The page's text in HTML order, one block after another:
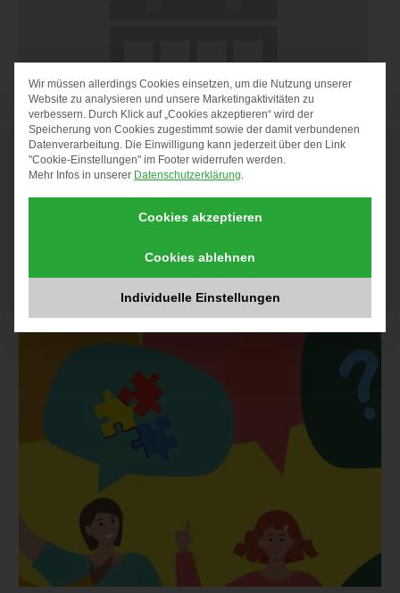
DATENSCHUTZ-
Wir müssen allerdings Cookies einsetzen, um die Nutzung unserer
Website zu analysieren und unsere Marketingaktivitäten zu
verbessern. Durch Klick auf „Cookies akzeptieren“ wird der
Speicherung von Cookies zugestimmt sowie der damit verbundenen
Datenverarbeitung. Die Einwilligung kann jederzeit über den Link
"Cookie-Einstellungen" im Footer widerrufen werden.
Mehr Infos in unserer Datenschutzerklärung
Cookies akzeptieren
Cookies ablehnen
Individuelle Einstellungen